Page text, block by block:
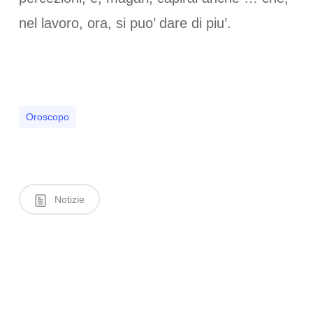
nel lavoro, ora, si puo’ dare di piu’.
Oroscopo
Notizie